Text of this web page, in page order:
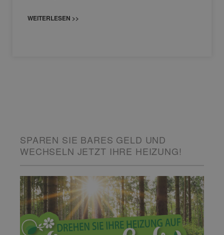
WEITERLESEN >>
SPAREN SIE BARES GELD UND
WECHSELN JETZT IHRE HEIZUNG!